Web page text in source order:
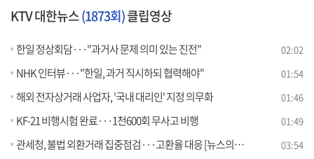
KTV 대한뉴스(1873회)클립영상
한일 정상회담···"과거사 문제 의미 있는 진전" 02:02
NHK 인터뷰···"한일, 과거 직시하되 협력해야" 01:54
해외 전자상거래 사업자, '국내 대리인' 지정 의무화 01:46
KF-21 비행시험 완료···1천600회 무사고 비행 01:49
관세청, 불법 외환거래 집중점검···고환율 대응 [뉴스의 맥] 03:54